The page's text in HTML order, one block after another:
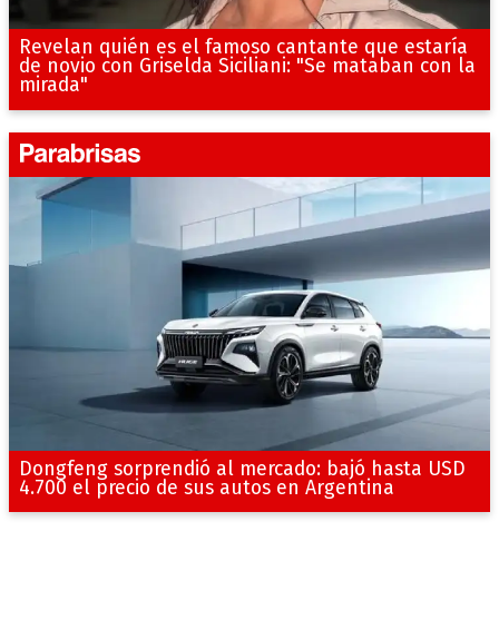
Revelan quién es el famoso cantante que estaría
de novio con Griselda Siciliani: "Se mataban con la
mirada"
Dongfeng sorprendió al mercado: bajó hasta USD
4.700 el precio de sus autos en Argentina